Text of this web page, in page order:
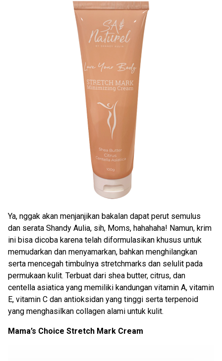
Ya, nggak akan menjanjikan bakalan dapat perut semulus
dan serata Shandy Aulia, sih, Moms, hahahaha! Namun, krim
ini bisa dicoba karena telah diformulasikan khusus untuk
memudarkan dan menyamarkan, bahkan menghilangkan
serta mencegah timbulnya stretchmarks dan selulit pada
permukaan kulit. Terbuat dari shea butter, citrus, dan
centella asiatica yang memiliki kandungan vitamin A, vitamin
E, vitamin C dan antioksidan yang tinggi serta terpenoid
yang menghasilkan collagen alami untuk kulit.
Mama’s Choice Stretch Mark Cream